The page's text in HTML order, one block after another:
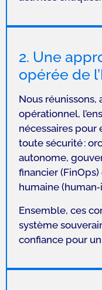
2. Une
opérée de
Nous réunissons,
opérationnel,
nécessaires pour
toute sécurité :
autonome,
financier
humaine
Ensemble, ces
système
confiance pour